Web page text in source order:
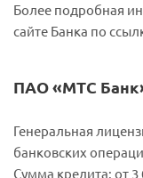
Более подробная
сайте Банка по
ПАО «МТС
Генеральная
банковских
Сумма кредита: от 3